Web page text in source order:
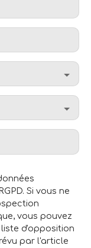
Si vous ne
vous pouvez
d'opposition
par l'article